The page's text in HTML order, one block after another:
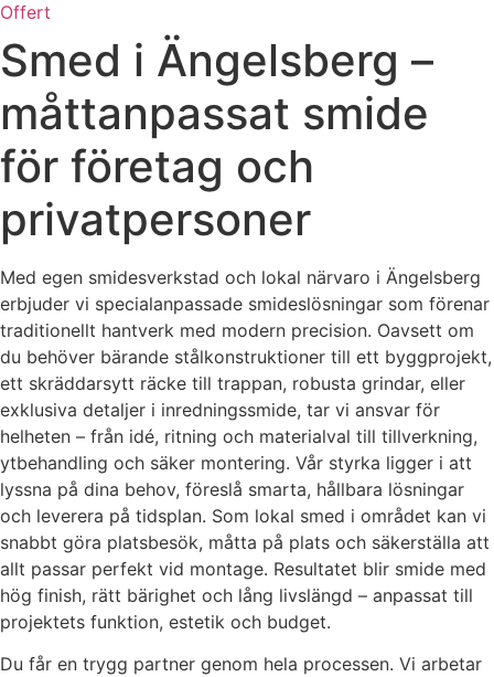
Offert
Smed i Ängelsberg –
måttanpassat smide
för företag och
privatpersoner
Med egen smidesverkstad och lokal närvaro i Ängelsberg
erbjuder vi specialanpassade smideslösningar som förenar
traditionellt hantverk med modern precision. Oavsett om
du behöver bärande stålkonstruktioner till ett byggprojekt,
ett skräddarsytt räcke till trappan, robusta grindar, eller
exklusiva detaljer i inredningssmide, tar vi ansvar för
helheten – från idé, ritning och materialval till tillverkning,
ytbehandling och säker montering. Vår styrka ligger i att
lyssna på dina behov, föreslå smarta, hållbara lösningar
och leverera på tidsplan. Som lokal smed i området kan vi
snabbt göra platsbesök, måtta på plats och säkerställa att
allt passar perfekt vid montage. Resultatet blir smide med
hög finish, rätt bärighet och lång livslängd – anpassat till
projektets funktion, estetik och budget.
Du får en trygg partner genom hela processen. Vi arbetar